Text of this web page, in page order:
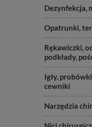
Dezynfekcja,
Opatrunki,
Rękawiczki,
podkłady,
Igły,
cewniki
Narzędzia